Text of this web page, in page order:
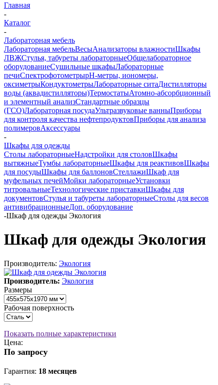
Главная
-
Каталог
-
Лабораторная мебель
Лабораторная мебельВесыАнализаторы влажностиШкафы
ЛВЖСтулья, табуреты лабораторныеОбщелабораторное
оборудованиеСушильные шкафыЛабораторные
печиСпектрофотометрыpH-метры, иономеры,
оксиметрыКондуктометрыЛабораторные ситаДистилляторы
воды (аквадистилляторы)ТермостатыАтомно-абсорбционный
и элементный анализСтандартные образцы
(ГСО)Лабораторная посудаУльтразвуковые ванныПриборы
для контроля качества нефтепродуктовПриборы для анализа
полимеровАксессуары
-
Шкафы для одежды
Столы лабораторныеНадстройки для столовШкафы
вытяжныеТумбы лабораторныеШкафы для реактивовШкафы
для посудыШкафы для баллоновСтеллажиШкаф для
муфельных печейМойки лабораторныеУстановки
титровальныеТехнологические приставкиШкафы для
документовСтулья и табуреты лабораторныеСтолы для весов
антивибрационныеДоп. оборудование
-Шкаф для одежды Экология
Шкаф для одежды Экология
Производитель: Экология
Производитель: Экология
Размеры
Рабочая поверхность
Показать полные характеристики
Цена:
По запросу
Гарантия: 18 месяцев